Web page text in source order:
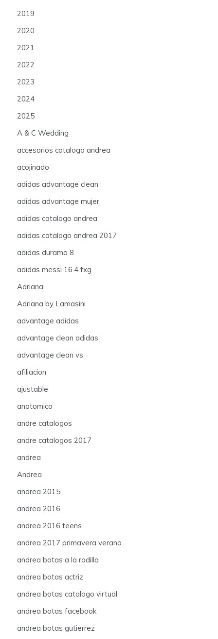
2019
2020
2021
2022
2023
2024
2025
A & C Wedding
accesorios catalogo andrea
acojinado
adidas advantage clean
adidas advantage mujer
adidas catalogo andrea
adidas catalogo andrea 2017
adidas duramo 8
adidas messi 16.4 fxg
Adriana
Adriana by Lamasini
advantage adidas
advantage clean adidas
advantage clean vs
afiliacion
ajustable
anatomico
andre catalogos
andre catalogos 2017
andrea
Andrea
andrea 2015
andrea 2016
andrea 2016 teens
andrea 2017 primavera verano
andrea botas a la rodilla
andrea botas actriz
andrea botas catalogo virtual
andrea botas facebook
andrea botas gutierrez